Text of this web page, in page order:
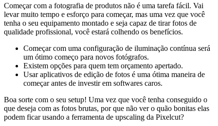
Começar com a fotografia de produtos não é uma tarefa fácil. Vai
levar muito tempo e esforço para começar, mas uma vez que você
tenha o seu equipamento montado e seja capaz de tirar fotos de
qualidade profissional, você estará colhendo os benefícios.
Começar com uma configuração de iluminação contínua será
um ótimo começo para novos fotógrafos.
Existem opções para quem tem orçamento apertado.
Usar aplicativos de edição de fotos é uma ótima maneira de
começar antes de investir em softwares caros.
Boa sorte com o seu setup! Uma vez que você tenha conseguido o
que deseja com as fotos brutas, por que não ver o quão bonitas elas
podem ficar usando a ferramenta de upscaling da Pixelcut?